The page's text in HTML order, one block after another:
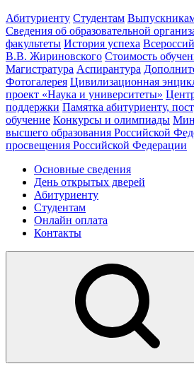
Абитуриенту Студентам
Сведения об образовательной
факультеты История успеха
В.В. Жириновского Стоимость
Магистратура Аспирантура
Фотогалерея Цивилизационная
проект «Наука и университеты»
поддержки Памятка абитуриенту,
обучение Конкурсы и олимпиады
высшего образования Российской
просвещения Российской Федерации
Основные сведения
День открытых дверей
Абитуриенту
Студентам
Онлайн оплата
Контакты